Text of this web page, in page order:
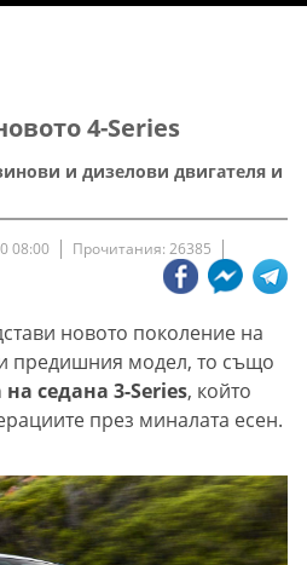
4-Series
и дизелови двигателя и
08:00 Прочитания: 26385
новото поколение на
предишния модел, то също
на седана 3-Series, който
през миналата есен.